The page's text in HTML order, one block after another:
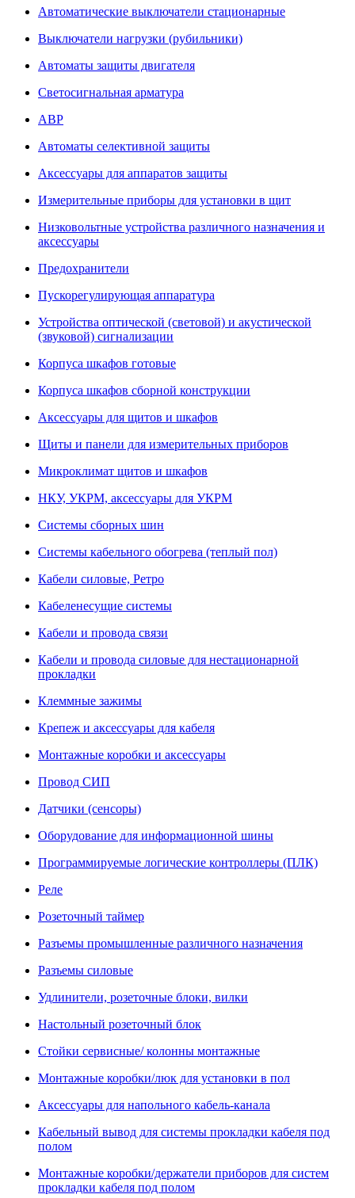
Автоматические выключатели стационарные
Выключатели нагрузки (рубильники)
Автоматы защиты двигателя
Светосигнальная арматура
АВР
Автоматы селективной защиты
Аксессуары для аппаратов защиты
Измерительные приборы для установки в щит
Низковольтные устройства различного назначения и
аксессуары
Предохранители
Пускорегулирующая аппаратура
Устройства оптической (световой) и акустической
(звуковой) сигнализации
Корпуса шкафов готовые
Корпуса шкафов сборной конструкции
Аксессуары для щитов и шкафов
Щиты и панели для измерительных приборов
Микроклимат щитов и шкафов
НКУ, УКРМ, аксессуары для УКРМ
Системы сборных шин
Системы кабельного обогрева (теплый пол)
Кабели силовые, Ретро
Кабеленесущие системы
Кабели и провода связи
Кабели и провода силовые для нестационарной
прокладки
Клеммные зажимы
Крепеж и аксессуары для кабеля
Монтажные коробки и аксессуары
Провод СИП
Датчики (сенсоры)
Оборудование для информационной шины
Программируемые логические контроллеры (ПЛК)
Реле
Розеточный таймер
Разъемы промышленные различного назначения
Разъемы силовые
Удлинители, розеточные блоки, вилки
Настольный розеточный блок
Стойки сервисные/ колонны монтажные
Монтажные коробки/люк для установки в пол
Аксессуары для напольного кабель-канала
Кабельный вывод для системы прокладки кабеля под
полом
Монтажные коробки/держатели приборов для систем
прокладки кабеля под полом